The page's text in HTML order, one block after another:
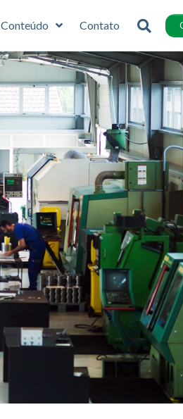
Conteúdo Contato